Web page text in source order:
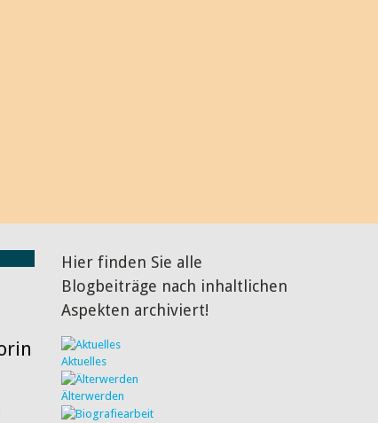
Hier finden Sie alle
Blogbeiträge nach inhaltlichen
Aspekten archiviert!
Aktuelles
Älterwerden